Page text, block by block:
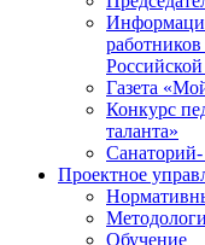
Газета
Конкурс
таланта»
Проектное
Обучение